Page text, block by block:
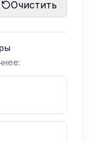
Очистить